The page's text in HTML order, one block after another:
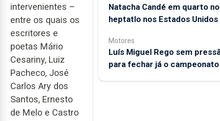
intervenientes –
entre os quais os
escritores e
poetas Mário
Cesariny, Luiz
Pacheco, José
Carlos Ary dos
Santos, Ernesto
de Melo e Castro
Natacha Candé em quarto no
heptatlo nos Estados Unidos
Motores
Luís Miguel Rego sem
para fechar já o campeonato